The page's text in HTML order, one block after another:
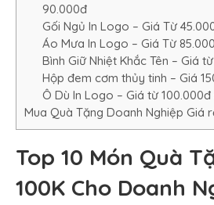
90.000đ
Gối Ngủ In Logo – Giá Từ
Áo Mưa In Logo – Giá Từ
Bình Giữ Nhiệt Khắc Tên – Giá
Hộp đem cơm thủy tinh – Giá
Ô Dù In Logo – Giá từ
Mua Quà Tặng Doanh Nghiệp Giá
Top 10 Món Quà
100K Cho Doanh